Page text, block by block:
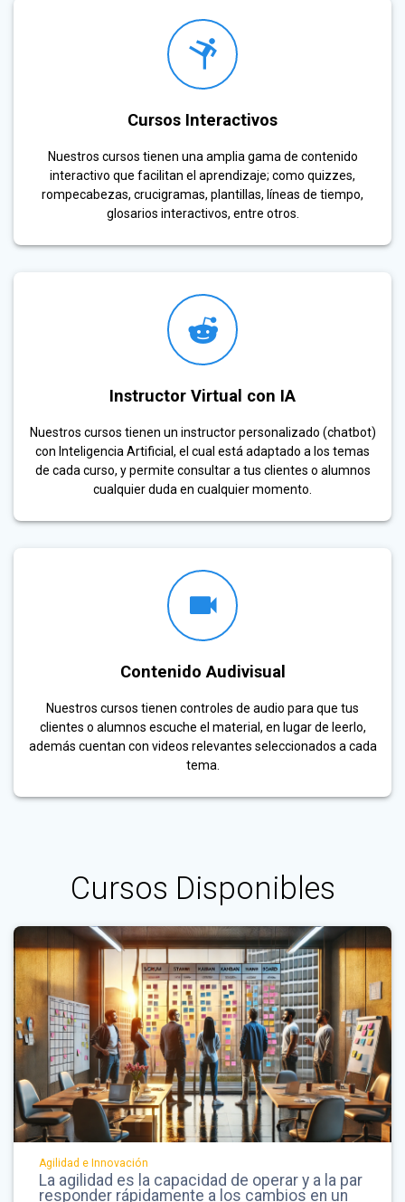
Cursos Interactivos
Nuestros cursos tienen una amplia gama de contenido
interactivo que facilitan el aprendizaje; como quizzes,
rompecabezas, crucigramas, plantillas, líneas de tiempo,
glosarios interactivos, entre otros.
Instructor Virtual con IA
Nuestros cursos tienen un instructor personalizado (chatbot)
con Inteligencia Artificial, el cual está adaptado a los temas
de cada curso, y permite consultar a tus clientes o alumnos
cualquier duda en cualquier momento.
Contenido Audivisual
Nuestros cursos tienen controles de audio para que tus
clientes o alumnos escuche el material, en lugar de leerlo,
además cuentan con videos relevantes seleccionados a cada
tema.
Cursos Disponibles
Agilidad e Innovación
La agilidad es la capacidad de operar y a la par
responder rápidamente a los cambios en un